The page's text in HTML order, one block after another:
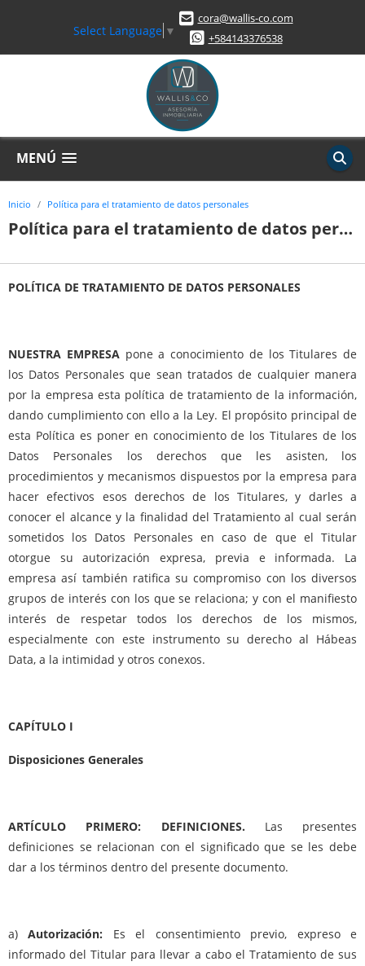
Select Language ▼
cora@wallis-co.com
+584143376538
MENÚ
Inicio Política para el tratamiento de datos personales
Política para el tratamiento de datos personales
POLÍTICA DE TRATAMIENTO DE DATOS PERSONALES
NUESTRA EMPRESApone a conocimiento de los Titulares de
los Datos Personales que sean tratados de cualquier manera
por la empresa esta política de tratamiento de la información,
dando cumplimiento con ello a la Ley. El propósito principal de
esta Política es poner en conocimiento de los Titulares de los
Datos Personales los derechos que les asisten, los
procedimientos y mecanismos dispuestos por la empresa para
hacer efectivos esos derechos de los Titulares, y darles a
conocer el alcance y la finalidad del Tratamiento al cual serán
sometidos los Datos Personales en caso de que el Titular
otorgue su autorización expresa, previa e informada. La
empresa así también ratifica su compromiso con los diversos
grupos de interés con los que se relaciona; y con el manifiesto
interés de respetar todos los derechos de los mismos,
especialmente con este instrumento su derecho al Hábeas
Data, a la intimidad y otros conexos.
CAPÍTULO I
Disposiciones Generales
ARTÍCULO PRIMERO: DEFINICIONES. Las presentes
definiciones se relacionan con el significado que se les debe
dar a los términos dentro del presente documento.
a)Autorización: Es el consentimiento previo, expreso e
informado del Titular para llevar a cabo el Tratamiento de sus